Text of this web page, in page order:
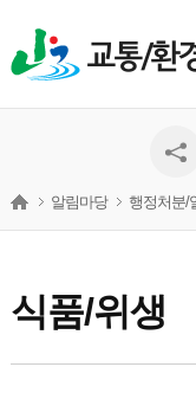
교통/환
식품/위생
알림마당 행정처분/